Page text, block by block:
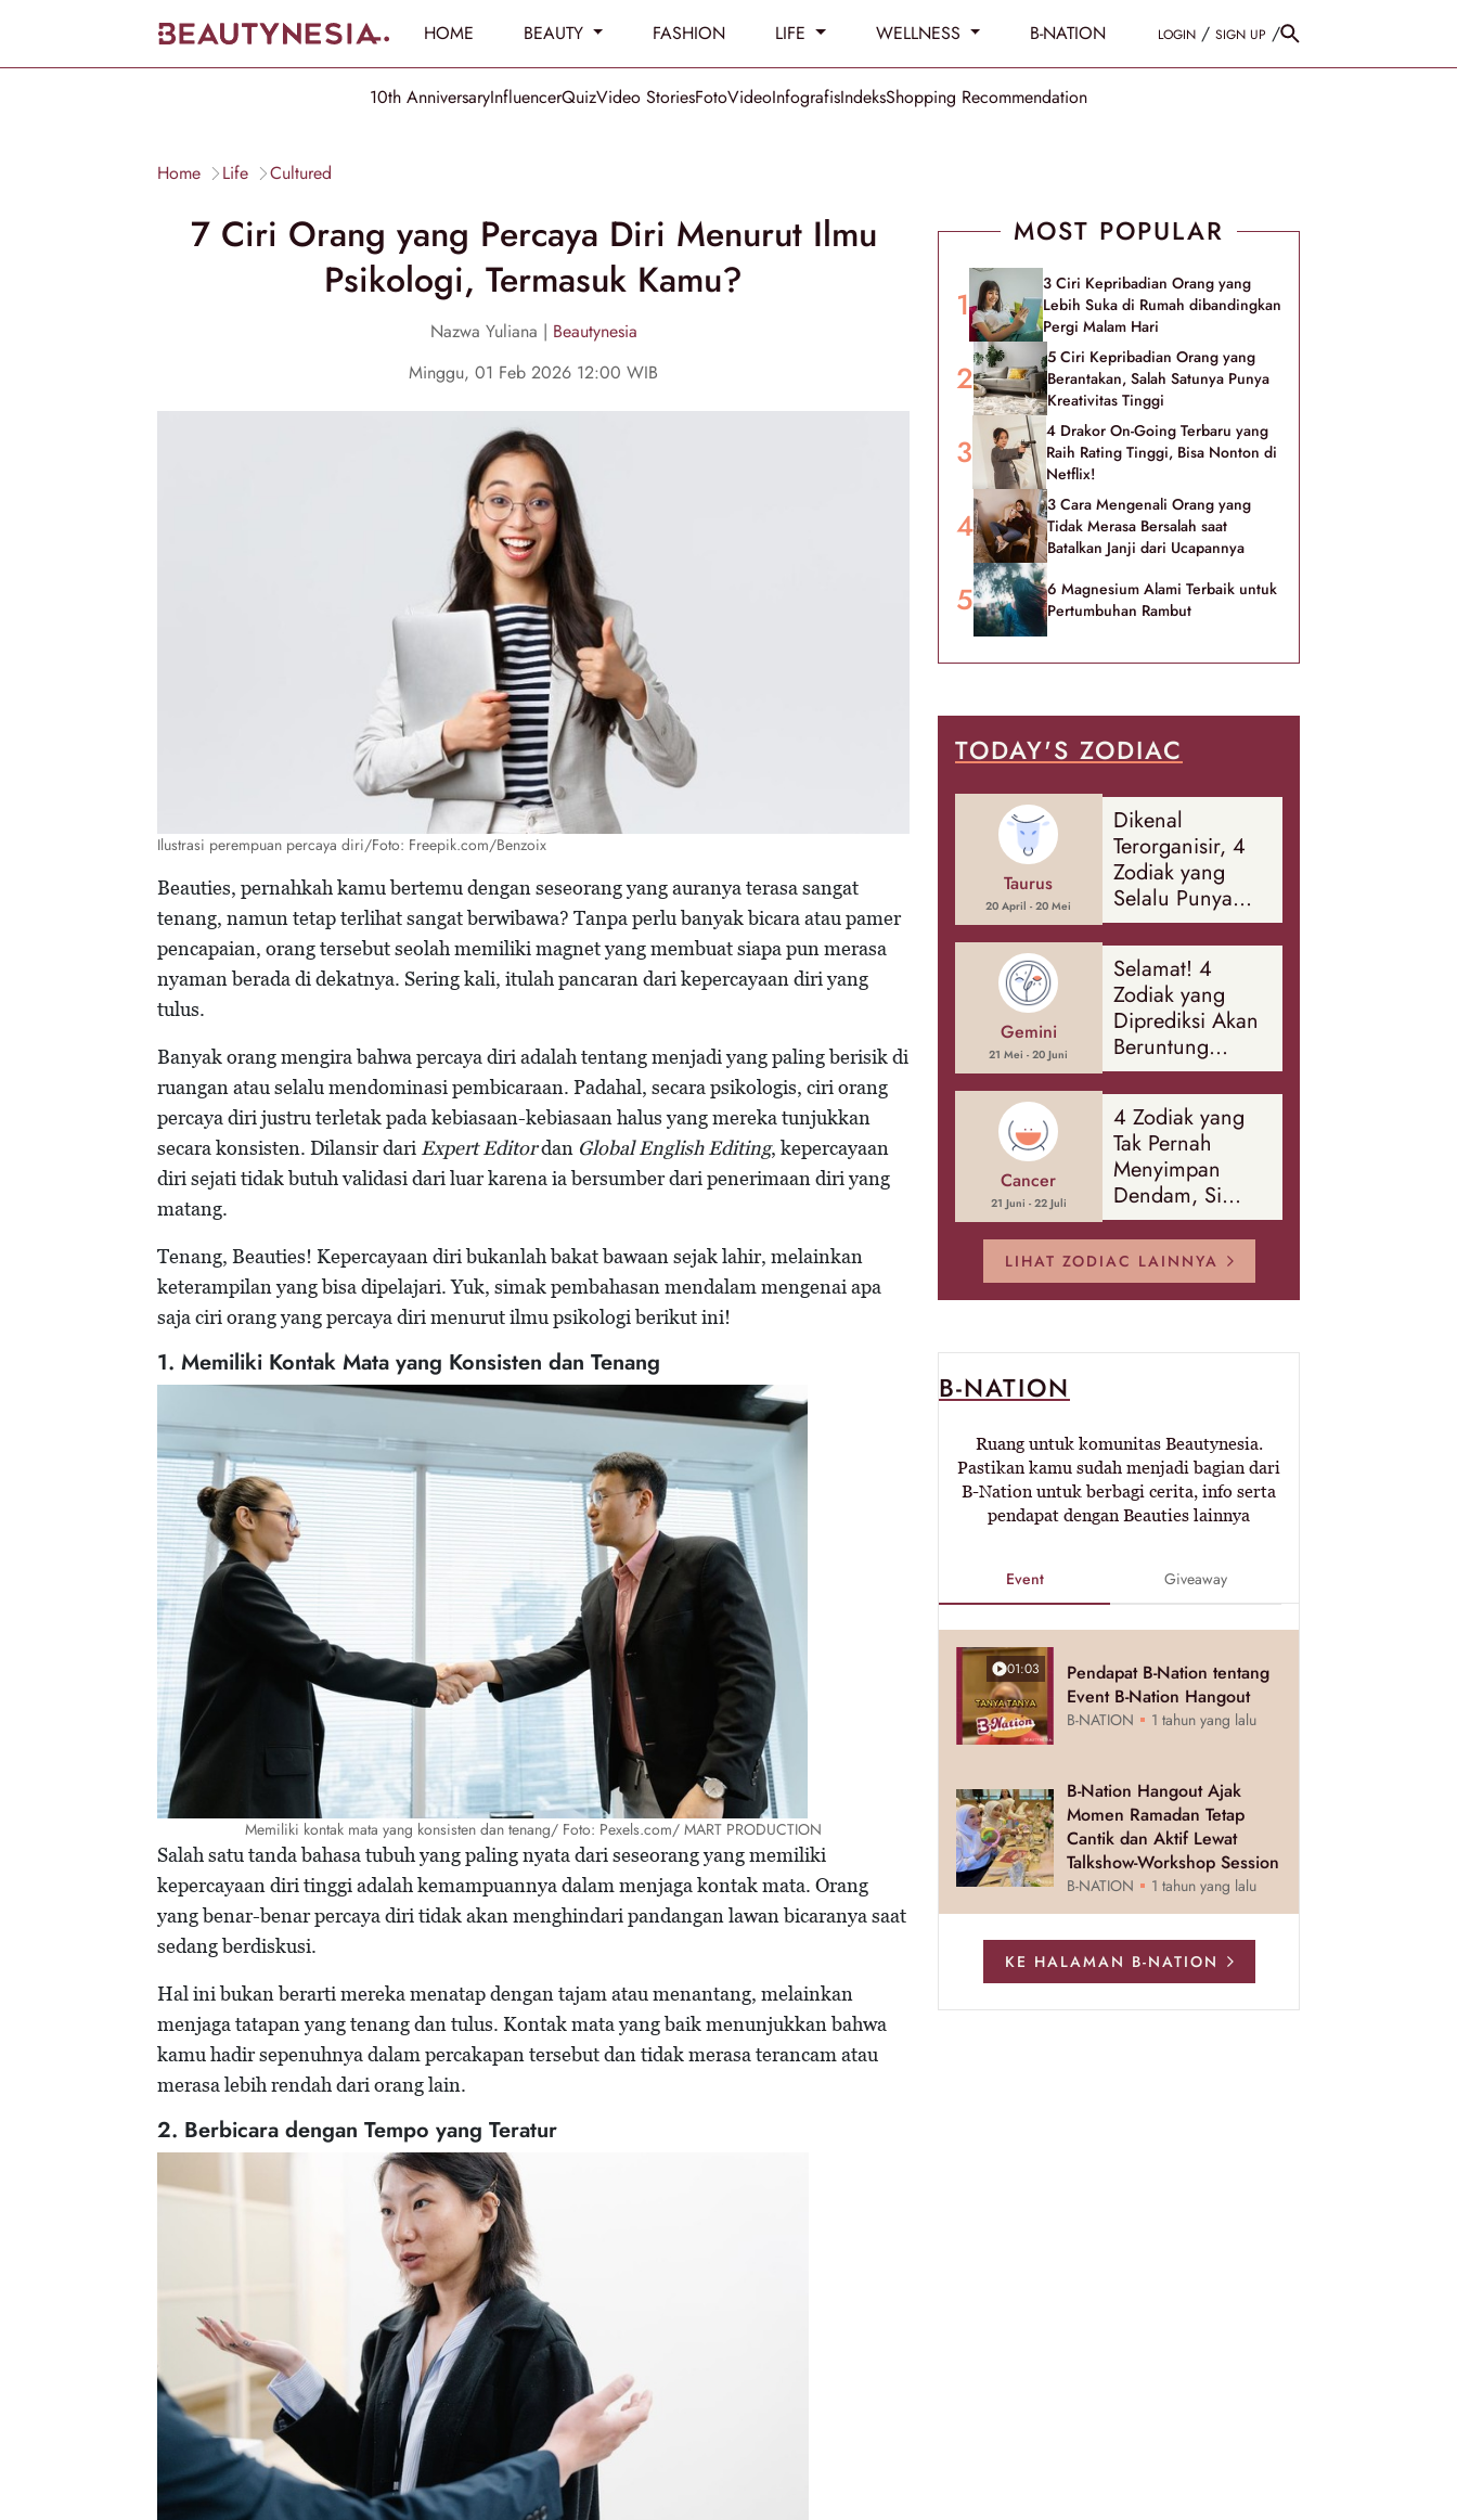
HOME BEAUTY FASHION LIFE WELLNESS B-NATION LOGIN / SIGN UP /
10th AnniversaryInfluencerQuizVideo StoriesFotoVideoInfografisIndeksShopping Recommendation
Home Life Cultured
7 Ciri Orang yang Percaya Diri Menurut Ilmu
Psikologi, Termasuk Kamu?
Nazwa Yuliana | Beautynesia
Minggu, 01 Feb 2026 12:00 WIB
Ilustrasi perempuan percaya diri/Foto: Freepik.com/Benzoix
Beauties, pernahkah kamu bertemu dengan seseorang yang auranya terasa sangat
tenang, namun tetap terlihat sangat berwibawa? Tanpa perlu banyak bicara atau pamer
pencapaian, orang tersebut seolah memiliki magnet yang membuat siapa pun merasa
nyaman berada di dekatnya. Sering kali, itulah pancaran dari kepercayaan diri yang
tulus.
Banyak orang mengira bahwa percaya diri adalah tentang menjadi yang paling berisik di
ruangan atau selalu mendominasi pembicaraan. Padahal, secara psikologis, ciri orang
percaya diri justru terletak pada kebiasaan-kebiasaan halus yang mereka tunjukkan
secara konsisten. Dilansir dariExpert Editordan Global English Editing, kepercayaan
diri sejati tidak butuh validasi dari luar karena ia bersumber dari penerimaan diri yang
matang.
Tenang, Beauties! Kepercayaan diri bukanlah bakat bawaan sejak lahir, melainkan
keterampilan yang bisa dipelajari. Yuk, simak pembahasan mendalam mengenai apa
saja ciri orang yang percaya diri menurut ilmu psikologi berikut ini!
1. Memiliki Kontak Mata yang Konsisten dan Tenang
Memiliki kontak mata yang konsisten dan tenang/ Foto: Pexels.com/ MART PRODUCTION
Salah satu tanda bahasa tubuh yang paling nyata dari seseorang yang memiliki
kepercayaan diri tinggi adalah kemampuannya dalam menjaga kontak mata. Orang
yang benar-benar percaya diri tidak akan menghindari pandangan lawan bicaranya saat
sedang berdiskusi.
Hal ini bukan berarti mereka menatap dengan tajam atau menantang, melainkan
menjaga tatapan yang tenang dan tulus. Kontak mata yang baik menunjukkan bahwa
kamu hadir sepenuhnya dalam percakapan tersebut dan tidak merasa terancam atau
merasa lebih rendah dari orang lain.
2. Berbicara dengan Tempo yang Teratur
MOST POPULAR
3 Ciri Kepribadian Orang yang
Lebih Suka di Rumah dibandingkan
Pergi Malam Hari
5 Ciri Kepribadian Orang yang
Berantakan, Salah Satunya Punya
Kreativitas Tinggi
4 Drakor On-Going Terbaru yang
Raih Rating Tinggi, Bisa Nonton di
Netflix!
3 Cara Mengenali Orang yang
Tidak Merasa Bersalah saat
Batalkan Janji dari Ucapannya
6 Magnesium Alami Terbaik untuk
Pertumbuhan Rambut
TODAY'S ZODIAC
Taurus
20 April - 20 Mei
Dikenal
Terorganisir, 4
Zodiak yang
Selalu Punya
Rencana
Cadangan Soal
Banyak Hal
Gemini
21 Mei - 20 Juni
Selamat! 4
Zodiak yang
Diprediksi Akan
Beruntung
Sepanjang
Agustus 2026
Cancer
21 Juni - 22 Juli
4 Zodiak yang
Tak Pernah
Menyimpan
Dendam, Si
Paling Mudah
Memaafkan!
LIHAT ZODIAC LAINNYA
B-NATION
Ruang untuk komunitas Beautynesia.
Pastikan kamu sudah menjadi bagian dari
B-Nation untuk berbagi cerita, info serta
pendapat dengan Beauties lainnya
Event Giveaway
01:03
Pendapat B-Nation tentang
Event B-Nation Hangout
B-NATION 1 tahun yang lalu
B-Nation Hangout Ajak
Momen Ramadan Tetap
Cantik dan Aktif Lewat
Talkshow-Workshop Session
B-NATION 1 tahun yang lalu
KE HALAMAN B-NATION